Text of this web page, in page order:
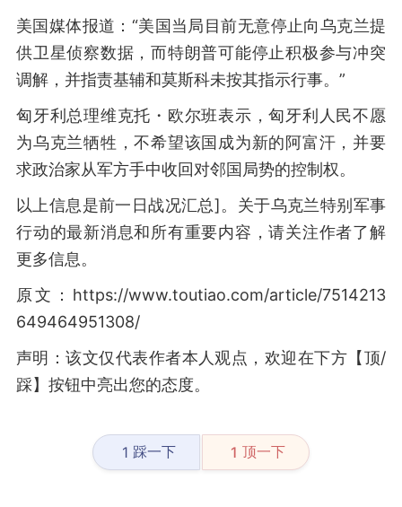
美国媒体报道：“美国当局目前无意停止向乌克兰提
供卫星侦察数据，而特朗普可能停止积极参与冲突
调解，并指责基辅和莫斯科未按其指示行事。”
匈牙利总理维克托・欧尔班表示，匈牙利人民不愿
为乌克兰牺牲，不希望该国成为新的阿富汗，并要
求政治家从军方手中收回对邻国局势的控制权。
以上信息是前一日战况汇总]。关于乌克兰特别军事
行动的最新消息和所有重要内容，请关注作者了解
更多信息。
原文：https://www.toutiao.com/article/7514213
649464951308/
声明：该文仅代表作者本人观点，欢迎在下方【顶/
踩】按钮中亮出您的态度。
1 踩一下 1 顶一下